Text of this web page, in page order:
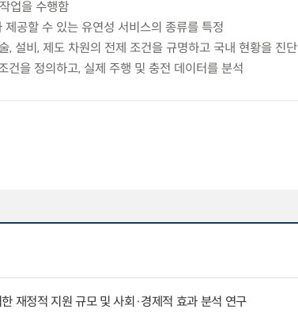
업을 수행함
공할 수 있는 유연성 서비스의 종류를 특정
, 설비, 제도 차원의 전제 조건을 규명하고 국내 현황을 진단
건을 정의하고, 실제 주행 및 충전 데이터를 분석
재정적 지원 규모 및 사회·경제적 효과 분석 연구